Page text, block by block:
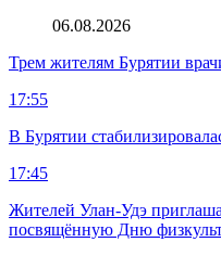
06.08.2026
Трем жителям Бурятии
17:55
В Бурятии
17:45
Жителей Улан-Удэ
посвящённую Дню